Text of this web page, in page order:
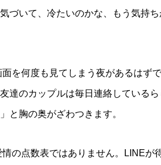
づいて、冷たいのかな、もう気持
を何度も見てしまう夜があるはず
達のカップルは毎日連絡しているら
と胸の奥がざわつきます。
の点数表ではありません。LINEが